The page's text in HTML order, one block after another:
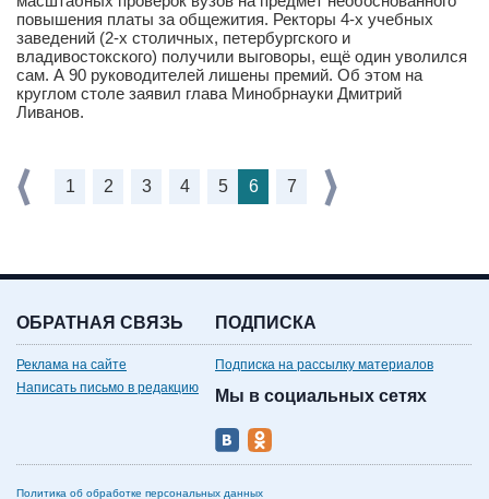
повышения платы за общежития. Ректоры 4-х учебных
заведений (2-х столичных, петербургского и
владивостокского) получили выговоры, ещё один уволился
сам. А 90 руководителей лишены премий. Об этом на
круглом столе заявил глава Минобрнауки Дмитрий
Ливанов.
1 2 3 4 5 6 7
ОБРАТНАЯ СВЯЗЬ
Реклама на сайте
Написать письмо в редакцию
ПОДПИСКА
Подписка на рассылку материалов
Мы в социальных сетях
Политика об обработке персональных данных